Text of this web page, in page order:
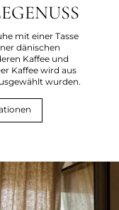
mit einer Tasse
dänischen
Kaffee und
Kaffee wird aus
wurden.